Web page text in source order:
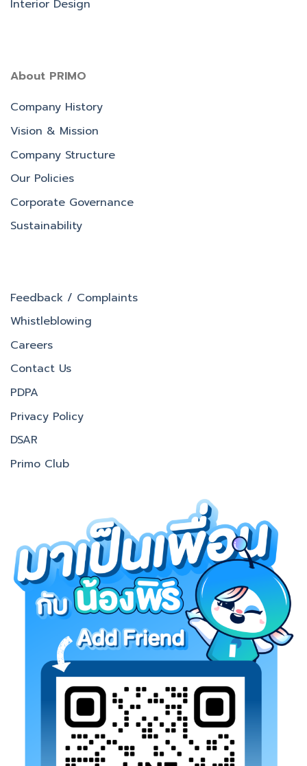
Interior Design
About PRIMO
Company History
Vision & Mission
Company Structure
Our Policies
Corporate Governance
Sustainability
Feedback / Complaints
Whistleblowing
Careers
Contact Us
PDPA
Privacy Policy
DSAR
Primo Club